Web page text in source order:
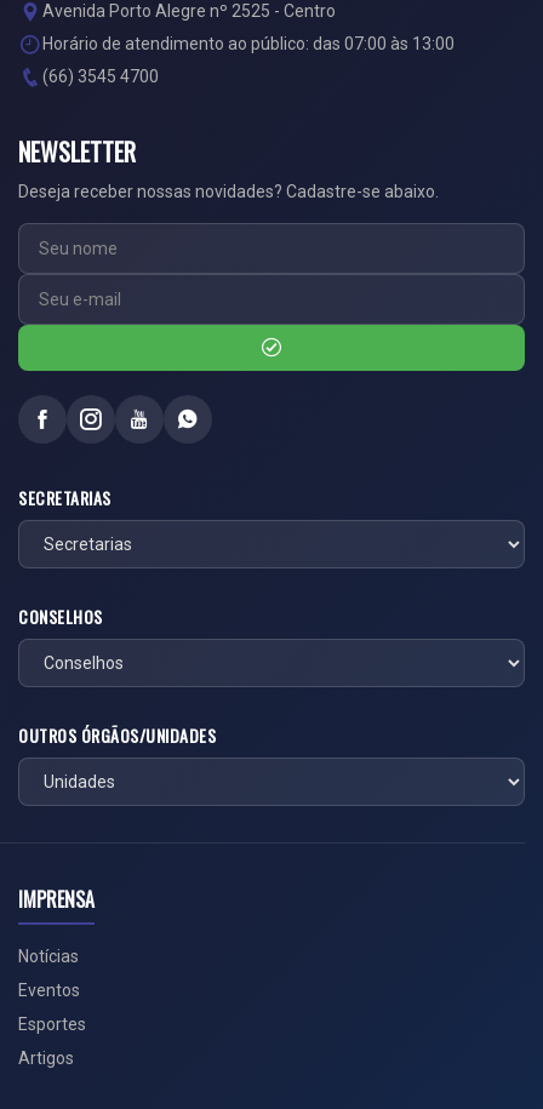
Avenida Porto Alegre nº 2525 - Centro
Horário de atendimento ao público: das 07:00 às 13:00
(66) 3545 4700
NEWSLETTER
Deseja receber nossas novidades? Cadastre-se abaixo.
SECRETARIAS
CONSELHOS
OUTROS ÓRGÃOS/UNIDADES
IMPRENSA
Notícias
Eventos
Esportes
Artigos